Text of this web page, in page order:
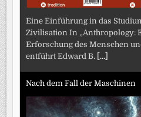
Eine Einführung in das
Zivilisation In „Anthropology:
Erforschung des Menschen
entführt Edward B.
[...]
Nach dem Fall der Maschinen